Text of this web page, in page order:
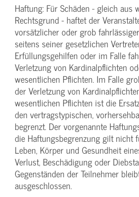
Haftung: Für Schäden - gleich aus
Rechtsgrund - haftet der
vorsätzlicher oder grob
seitens seiner gesetzlichen
Erfüllungsgehilfen oder im Falle
Verletzung von Kardinalpflichten
wesentlichen Pflichten. Im Falle
der Verletzung von
wesentlichen Pflichten ist die
den vertragstypischen,
begrenzt. Der vorgenannte
die Haftungs­begrenzung gilt nicht
Leben, Körper und Gesundheit
Verlust, Beschädigung oder
Gegenständen der Teilnehmer
ausgeschlossen.